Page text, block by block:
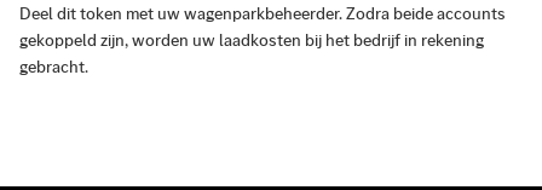
Deel dit token met uw wagenparkbeheerder. Zodra beide accounts
gekoppeld zijn, worden uw laadkosten bij het bedrijf in rekening
gebracht.